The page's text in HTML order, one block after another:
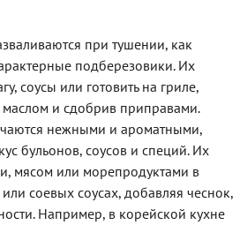
при тушении, как
подберезовики. Их
соусы или готовить на гриле,
и сдобрив приправами.
нежными и ароматными,
бульонов, соусов и специй. Их
мясом или морепродуктами в
соевых соусах, добавляя чеснок,
Например, в корейской кухне